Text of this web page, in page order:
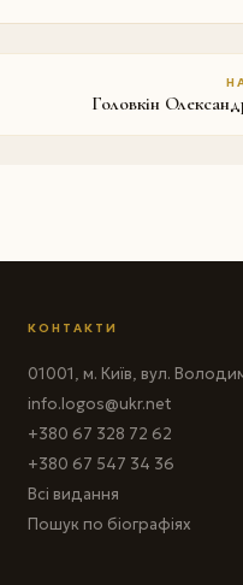
Головкiн
КОНТАКТИ
01001, м. Київ, вул.
info.logos@ukr.net
+380 67 328 72 62
+380 67 547 34 36
Всі видання
Пошук по біографіях